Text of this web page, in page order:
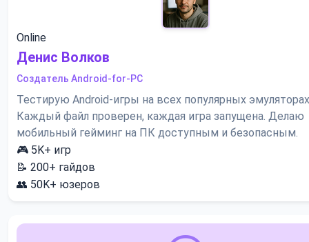
Online
Денис Волков
Создатель Android-for-PC
Тестирую Android-игры на всех популярных
Каждый файл проверен, каждая игра запущена. Делаю
мобильный гейминг на ПК доступным и безопасным.
🎮 5K+ игр
📝 200+ гайдов
👥 50K+ юзеров